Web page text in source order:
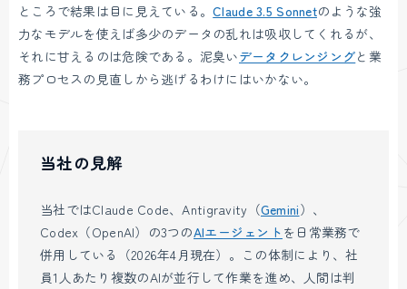
ところで結果は目に見えている。Claude 3.5 Sonnetのような強
力なモデルを使えば多少のデータの乱れは吸収してくれるが、
それに甘えるのは危険である。泥臭いデータクレンジングと業
務プロセスの見直しから逃げるわけにはいかない。
当社の見解
当社ではClaude Code、Antigravity（Gemini）、
Codex（OpenAI）の3つのAIエージェント を日常業務で
併用している（2026年4月現在）。この体制により、社
員1人あたり複数のAIが並行して作業を進め、人間は判